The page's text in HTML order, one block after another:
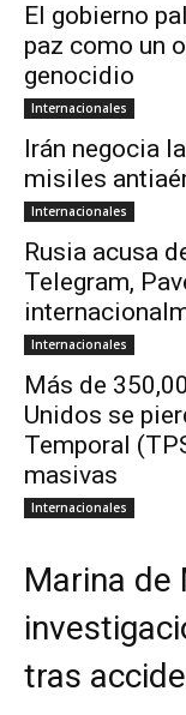
El gobierno
paz como un
genocidio
Internacionales
Irán negocia
misiles
Internacionales
Rusia acusa
Telegram,
Internacionales
Más de
Unidos se
Temporal
masivas
Internacionales
Marina de
tras